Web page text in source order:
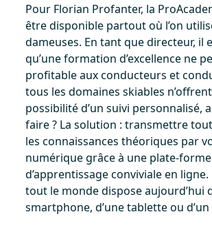
Pour Florian Profanter, la
être disponible partout où l’on
dameuses. En tant que directeur, il
qu’une formation d’excellence ne
profitable aux conducteurs et
tous les domaines skiables
possibilité d’un suivi personnalisé,
faire ? La solution : transmettre
les connaissances théoriques par
numérique grâce à une plate-forme
d’apprentissage conviviale en
tout le monde dispose aujourd’hui
smartphone, d’une tablette ou d’un